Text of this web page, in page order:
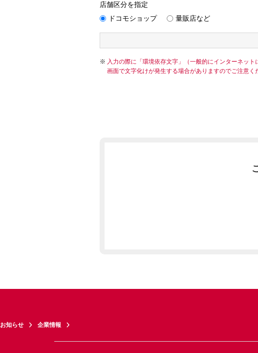
店舗区分を指定
ドコモショップ
量販店など
入力の際に「環境依存文字」（一般的にインターネッ
画面で文字化けが発生する場合がありますのでご注意く
お知らせ 企業情報